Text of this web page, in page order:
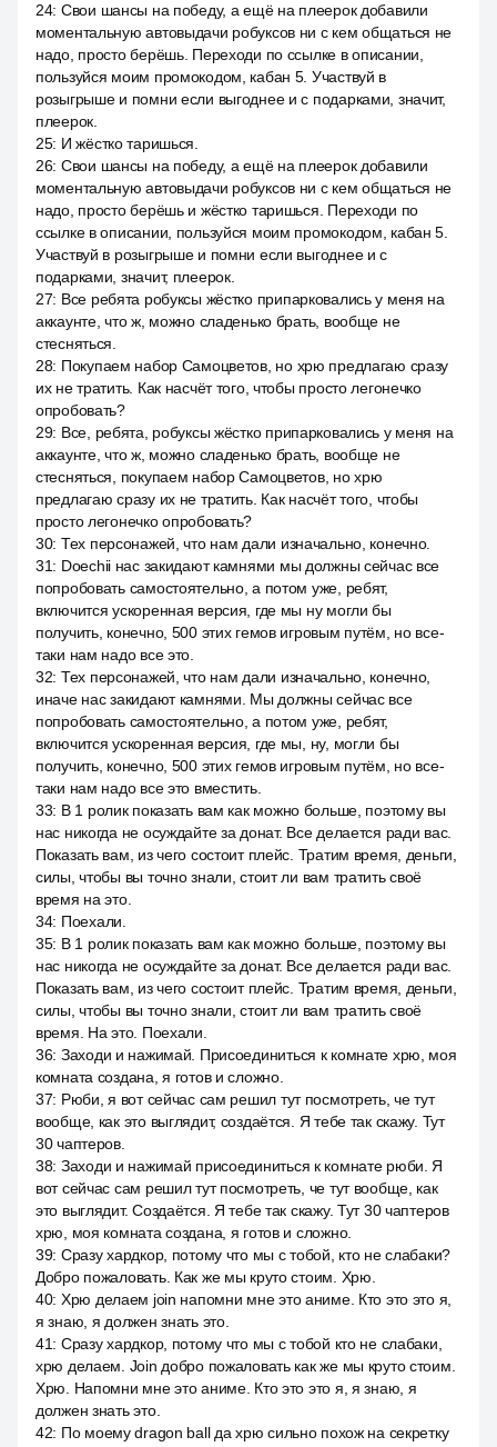
24: Свои шансы на победу, а ещё на плеерок добавили
моментальную автовыдачи робуксов ни с кем общаться не
надо, просто берёшь. Переходи по ссылке в описании,
пользуйся моим промокодом, кабан 5. Участвуй в
розыгрыше и помни если выгоднее и с подарками, значит,
плеерок.
25: И жёстко таришься.
26: Свои шансы на победу, а ещё на плеерок добавили
моментальную автовыдачи робуксов ни с кем общаться не
надо, просто берёшь и жёстко таришься. Переходи по
ссылке в описании, пользуйся моим промокодом, кабан 5.
Участвуй в розыгрыше и помни если выгоднее и с
подарками, значит, плеерок.
27: Все ребята робуксы жёстко припарковались у меня на
аккаунте, что ж, можно сладенько брать, вообще не
стесняться.
28: Покупаем набор Самоцветов, но хрю предлагаю сразу
их не тратить. Как насчёт того, чтобы просто легонечко
опробовать?
29: Все, ребята, робуксы жёстко припарковались у меня на
аккаунте, что ж, можно сладенько брать, вообще не
стесняться, покупаем набор Самоцветов, но хрю
предлагаю сразу их не тратить. Как насчёт того, чтобы
просто легонечко опробовать?
30: Тех персонажей, что нам дали изначально, конечно.
31: Doechii нас закидают камнями мы должны сейчас все
попробовать самостоятельно, а потом уже, ребят,
включится ускоренная версия, где мы ну могли бы
получить, конечно, 500 этих гемов игровым путём, но все-
таки нам надо все это.
32: Тех персонажей, что нам дали изначально, конечно,
иначе нас закидают камнями. Мы должны сейчас все
попробовать самостоятельно, а потом уже, ребят,
включится ускоренная версия, где мы, ну, могли бы
получить, конечно, 500 этих гемов игровым путём, но все-
таки нам надо все это вместить.
33: В 1 ролик показать вам как можно больше, поэтому вы
нас никогда не осуждайте за донат. Все делается ради вас.
Показать вам, из чего состоит плейс. Тратим время, деньги,
силы, чтобы вы точно знали, стоит ли вам тратить своё
время на это.
34: Поехали.
35: В 1 ролик показать вам как можно больше, поэтому вы
нас никогда не осуждайте за донат. Все делается ради вас.
Показать вам, из чего состоит плейс. Тратим время, деньги,
силы, чтобы вы точно знали, стоит ли вам тратить своё
время. На это. Поехали.
36: Заходи и нажимай. Присоединиться к комнате хрю, моя
комната создана, я готов и сложно.
37: Рюби, я вот сейчас сам решил тут посмотреть, че тут
вообще, как это выглядит, создаётся. Я тебе так скажу. Тут
30 чаптеров.
38: Заходи и нажимай присоединиться к комнате рюби. Я
вот сейчас сам решил тут посмотреть, че тут вообще, как
это выглядит. Создаётся. Я тебе так скажу. Тут 30 чаптеров
хрю, моя комната создана, я готов и сложно.
39: Сразу хардкор, потому что мы с тобой, кто не слабаки?
Добро пожаловать. Как же мы круто стоим. Хрю.
40: Хрю делаем join напомни мне это аниме. Кто это это я,
я знаю, я должен знать это.
41: Сразу хардкор, потому что мы с тобой кто не слабаки,
хрю делаем. Join добро пожаловать как же мы круто стоим.
Хрю. Напомни мне это аниме. Кто это это я, я знаю, я
должен знать это.
42: По моему dragon ball да хрю сильно похож на секретку